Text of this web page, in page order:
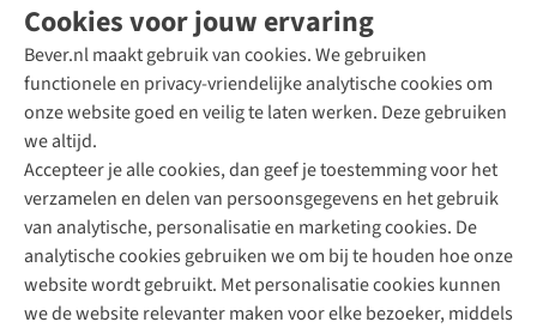
Cookies voor jouw ervaring
Bever.nl maakt gebruik van cookies. We gebruiken
functionele en privacy-vriendelijke analytische cookies om
onze website goed en veilig te laten werken. Deze gebruiken
we altijd.
Accepteer je alle cookies, dan geef je toestemming voor het
verzamelen en delen van persoonsgegevens en het gebruik
van analytische, personalisatie en marketing cookies. De
analytische cookies gebruiken we om bij te houden hoe onze
website wordt gebruikt. Met personalisatie cookies kunnen
we de website relevanter maken voor elke bezoeker, middels
Direct advies van een Buitenexpert
+31 (0)85 888 50 88
+31 6 12 28 49 80
Contactformulier